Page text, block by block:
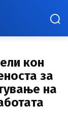
кон
за
на